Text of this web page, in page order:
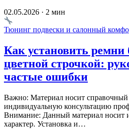
02.05.2026 · 2 мин
Тюнинг подвески и салонный
Как установить ремни
цветной строчкой:
частые ошибки
Важно: Материал носит справочный
индивидуальную консультацию
Внимание: Данный материал носит
характер. Установка и…